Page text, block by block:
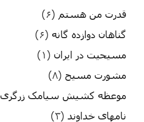
قدرت من هستم (۶)
گناهان دوازده گانه (۶)
مسیحیت در ایران (۱)
مشورت مسیح (۸)
موعظه کشیش سیامک زرگری
نامهای خداوند (۳)